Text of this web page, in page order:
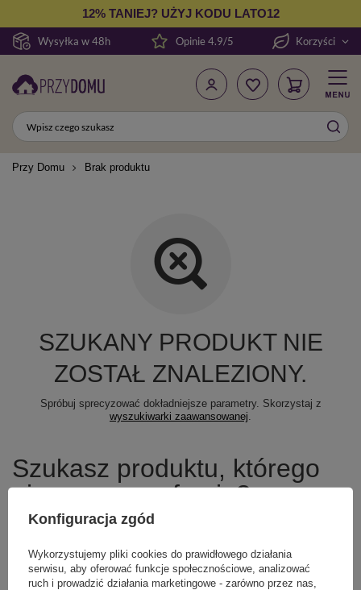
Wysyłka w 48h
12% TANIEJ? UŻYJ KODU LATO12
Opinie 4.9/5 Korzyści
Przy Domu Brak produktu
SZUKANY PRODUKT NIE
ZOSTAŁ ZNALEZIONY.
Spróbuj sprecyzować dokładniejsze parametry. Skorzystaj z
wyszukiwarki zaawansowanej.
Szukasz produktu, którego
nie mamy w ofercie?
Jeśli nie znalazłeś w naszej ofercie produktu, a chciałbyś kupić go w
przesłać nam opis szukanego przedmiotu. Aby móc to zrobić musisz
byćzalogowany.
Konfiguracja zgód
Wykorzystujemy pliki cookies do prawidłowego działania
serwisu, aby oferować funkcje społecznościowe, analizować
ruch i prowadzić działania marketingowe - zarówno przez nas,